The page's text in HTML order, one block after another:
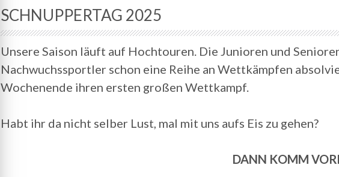
SCHNUPPERTAG 2025
Unsere Saison läuft auf Hochtouren. Die Junioren und
Nachwuchssportler schon eine Reihe an Wettkämpfen
Wochenende ihren ersten großen Wettkampf.
Habt ihr da nicht selber Lust, mal mit uns aufs Eis zu gehen?
DANN KOMM